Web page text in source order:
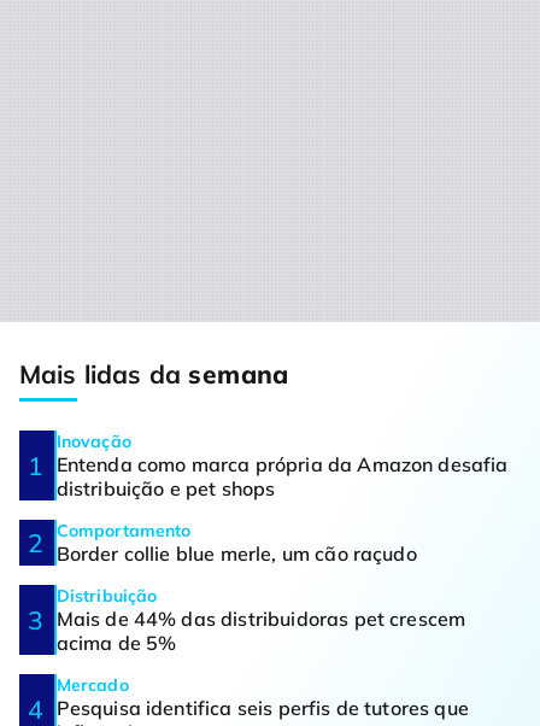
Mais lidas dasemana
Inovação
Entenda como marca própria da Amazon desafia
distribuição e pet shops
Comportamento
Border collie blue merle, um cão raçudo
Distribuição
Mais de 44% das distribuidoras pet crescem
acima de 5%
Mercado
Pesquisa identifica seis perfis de tutores que